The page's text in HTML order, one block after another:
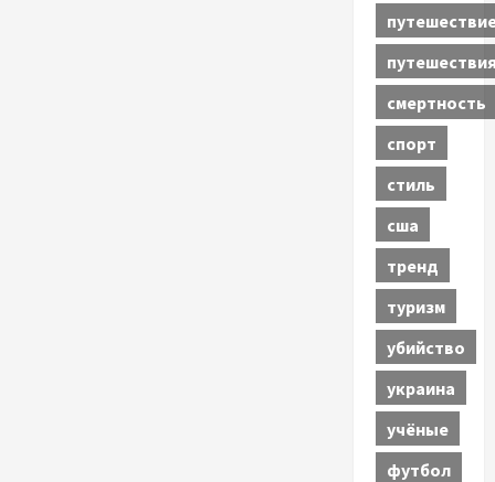
смертность
спорт
стиль
сша
тренд
туризм
убийство
украина
учёные
футбол